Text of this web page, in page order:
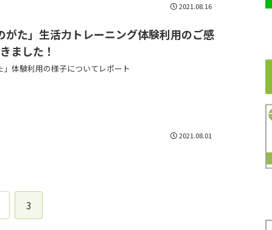
2021.08.16
がた」生活力トレーニング体験利用のご感
ました！
」体験利用の様子についてレポート
2021.08.01
3